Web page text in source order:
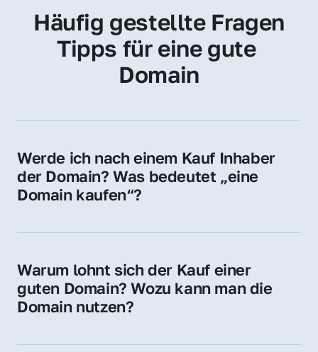
Häufig gestellte Fragen
Tipps für eine gute
Domain
Werde ich nach einem Kauf Inhaber
der Domain? Was bedeutet „eine
Domain kaufen“?
Sie erhalten alle Rechte zur Nutzung,
Domain.
Warum lohnt sich der Kauf einer
guten Domain? Wozu kann man die
Domain nutzen?